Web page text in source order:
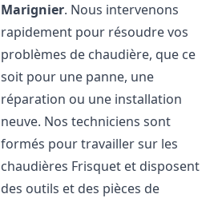
Marignier. Nous intervenons
rapidement pour résoudre vos
problèmes de chaudière, que ce
soit pour une panne, une
réparation ou une installation
neuve. Nos techniciens sont
formés pour travailler sur les
chaudières Frisquet et disposent
des outils et des pièces de